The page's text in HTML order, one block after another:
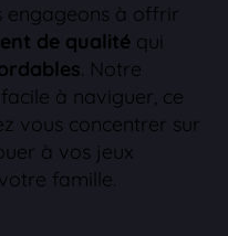
engageons à offrir
de qualité qui
. Notre
à naviguer, ce
vous concentrer sur
à vos jeux
famille.